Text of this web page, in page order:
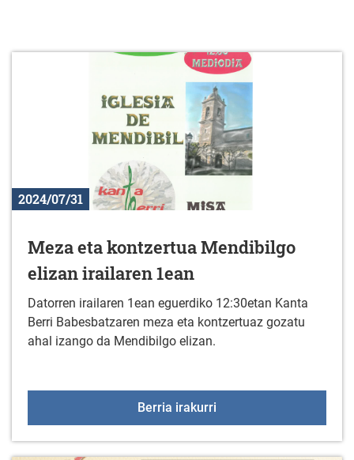
2024/07/31
Meza eta kontzertua Mendibilgo
elizan irailaren 1ean
Datorren irailaren 1ean eguerdiko 12:30etan Kanta
Berri Babesbatzaren meza eta kontzertuaz gozatu
ahal izango da Mendibilgo elizan.
Berria irakurri